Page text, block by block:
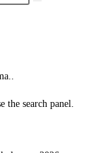
the search panel.